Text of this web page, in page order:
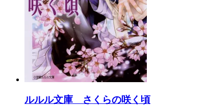
ルルル文庫 さくらの咲く頃